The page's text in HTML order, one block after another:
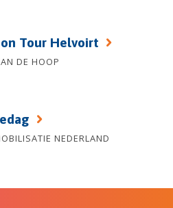
Tour Helvoirt
DE HOOP
NEDERLAND